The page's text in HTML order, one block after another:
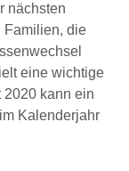
nächsten
Familien, die
eine wichtige
2020 kann ein
Kalenderjahr